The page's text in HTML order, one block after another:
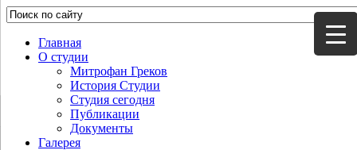
Главная
О студии
Митрофан Греков
История Студии
Студия сегодня
Публикации
Документы
Галерея